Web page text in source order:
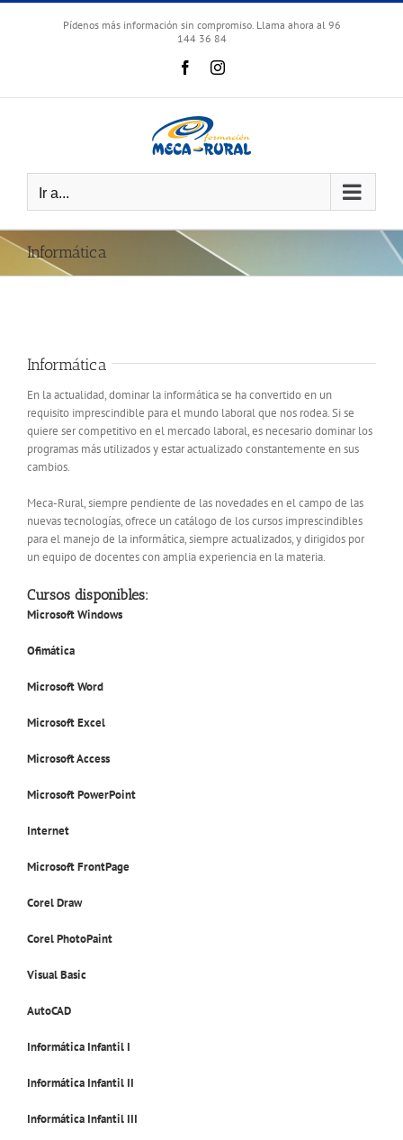
Skip
Pídenos más información sin compromiso. Llama ahora al 96
144 36 84
FacebookInstagram
Ir a...
Informática
Informática
En la actualidad, dominar la informática se ha convertido en un
requisito imprescindible para el mundo laboral que nos rodea. Si se
quiere ser competitivo en el mercado laboral, es necesario dominar los
programas más utilizados y estar actualizado constantemente en sus
cambios.
Meca-Rural, siempre pendiente de las novedades en el campo de las
nuevas tecnologías, ofrece un catálogo de los cursos imprescindibles
para el manejo de la informática, siempre actualizados, y dirigidos por
un equipo de docentes con amplia experiencia en la materia.
Cursos disponibles:
Microsoft Windows
Ofimática
MicrosoftWord
MicrosoftExcel
MicrosoftAccess
Microsoft PowerPoint
Internet
MicrosoftFrontPage
Corel Draw
Corel PhotoPaint
Visual Basic
AutoCAD
Informática Infantil I
Informática Infantil II
Informática Infantil III